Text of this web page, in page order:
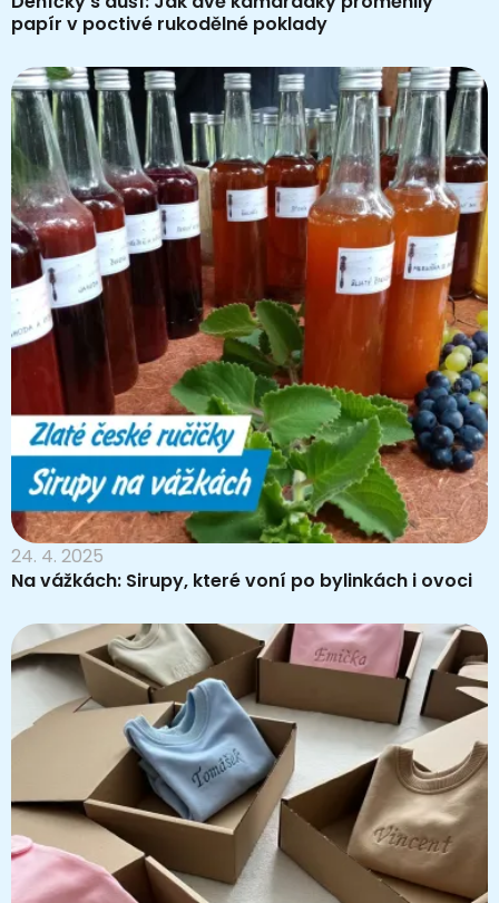
papír v poctivé rukodělné poklady
24. 4. 2025
Na vážkách: Sirupy, které voní po bylinkách i ovoci